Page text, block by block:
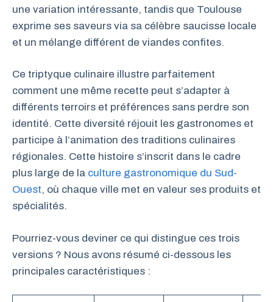
une variation intéressante, tandis que Toulouse
exprime ses saveurs via sa célèbre saucisse locale
et un mélange différent de viandes confites.
Ce triptyque culinaire illustre parfaitement
comment une même recette peut s’adapter à
différents terroirs et préférences sans perdre son
identité. Cette diversité réjouit les gastronomes et
participe à l’animation des traditions culinaires
régionales. Cette histoire s’inscrit dans le cadre
plus large de la culture gastronomique du Sud-
Ouest, où chaque ville met en valeur ses produits et
spécialités.
Pourriez-vous deviner ce qui distingue ces trois
versions ? Nous avons résumé ci-dessous les
principales caractéristiques :